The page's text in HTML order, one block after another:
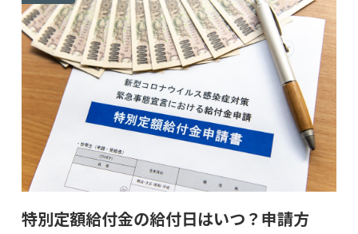
特別定額給付金の給付日はいつ？申請方